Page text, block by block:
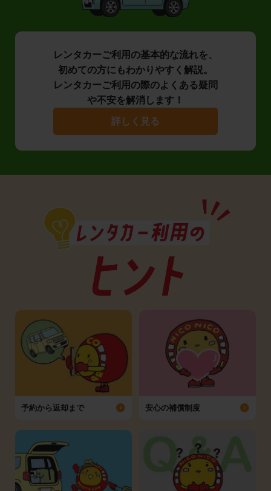
レンタカーご利用の基本的な流れを、
初めての方にもわかりやすく解説。
レンタカーご利用の際のよくある疑問
や不安を解消します！
詳しく見る
予約から返却まで 安心の補償制度